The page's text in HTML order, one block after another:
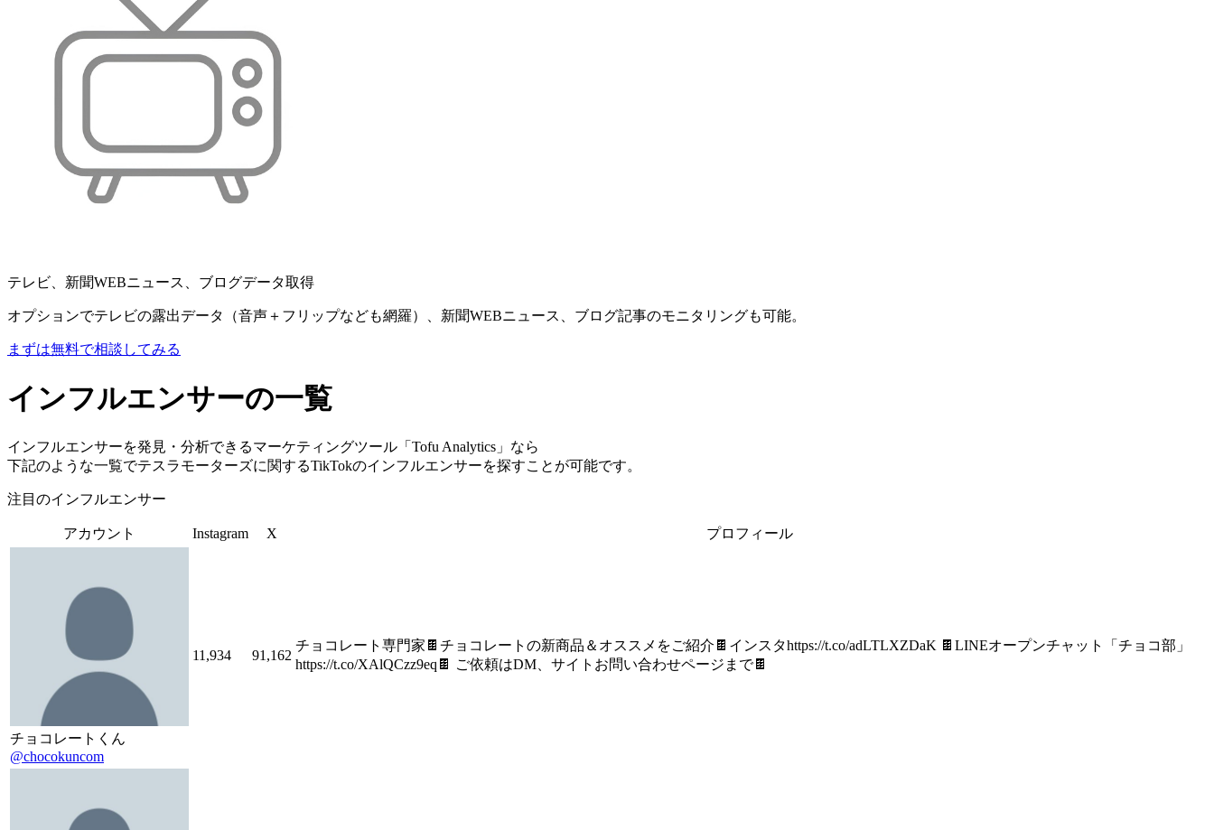
テレビ、新聞WEBニュース、ブログデータ取得
オプションでテレビの露出データ（音声＋フリップなども網羅）、新聞WEBニュース、ブログ記事のモニタリングも可能。
まずは無料で相談してみる
インフルエンサーの一覧
インフルエンサーを発見・分析できるマーケティングツール「Tofu Analytics」なら
下記のような一覧でテスラモーターズに関するTikTokのインフルエンサーを探すことが可能です。
注目のインフルエンサー
アカウント Instagram X プロフィール
チョコレートくん
@chocokuncom
11,934 91,162
チョコレート専門家🍫チョコレートの新商品＆オススメをご紹介🍫インスタhttps://t.co/adLTLXZDaK 🍫LINEオープンチャット「チョコ部」
https://t.co/XAlQCzz9eq🍫 ご依頼はDM、サイトお問い合わせページまで🍫